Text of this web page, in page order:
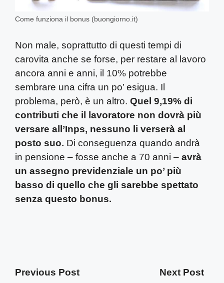
Come funziona il bonus (buongiorno.it)
Non male, soprattutto di questi tempi di
carovita anche se forse, per restare al lavoro
ancora anni e anni, il 10% potrebbe
sembrare una cifra un po’ esigua. Il
problema, però, è un altro. Quel 9,19% di
contributi che il lavoratore non dovrà più
versare all’Inps, nessuno li verserà al
posto suo. Di conseguenza quando andrà
in pensione – fosse anche a 70 anni – avrà
un assegno previdenziale un po’ più
basso di quello che gli sarebbe spettato
senza questo bonus.
Previous Post Next Post